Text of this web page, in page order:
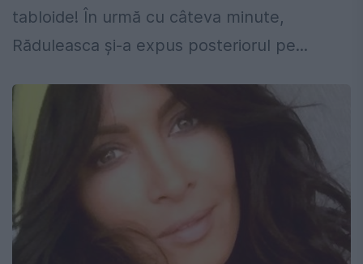
tabloide! În urmă cu câteva minute,
Răduleasca şi-a expus posteriorul pe...